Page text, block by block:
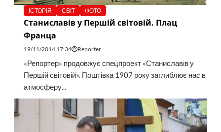
ІСТОРІЯ СВІТ ФОТО
Станиславів у Першій світовій. Плац
Франца
19/11/2014 17:34 Reporter
«Репортер» продовжує спецпроект «Станиславів у
Першій світовій». Поштівка 1907 року заглиблює нас в
атмосферу...